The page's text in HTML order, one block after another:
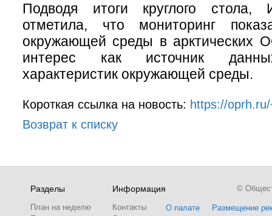
Подводя итоги круглого стола,
отметила, что мониторинг
окружающей среды в арктических
интерес как источник
характеристик окружающей среды.
Короткая ссылка на новость: https://
Возврат к списку
Разделы
План на неделю
Информация
Контакты
О палате Размещение
©